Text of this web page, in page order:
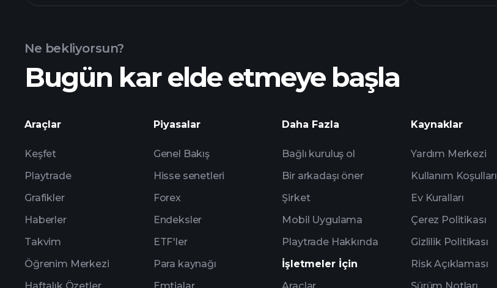
buradan
Ne bekliyorsun?
Bugün kar elde etmeye başla
Araçlar
Keşfet
Playtrade
Grafikler
Haberler
Takvim
Öğrenim Merkezi
Piyasalar
Genel Bakış
Hisse senetleri
Forex
Endeksler
ETF'ler
Para kaynağı
Daha Fazla
Bağlı kuruluş ol
Bir arkadaşı öner
Şirket
Mobil Uygulama
Playtrade Hakkında
İşletmeler İçin
Kaynaklar
Yardım Merkezi
Kullanım Koşulları
Ev Kuralları
Çerez Politikası
Gizlilik Politikası
Risk Açıklaması